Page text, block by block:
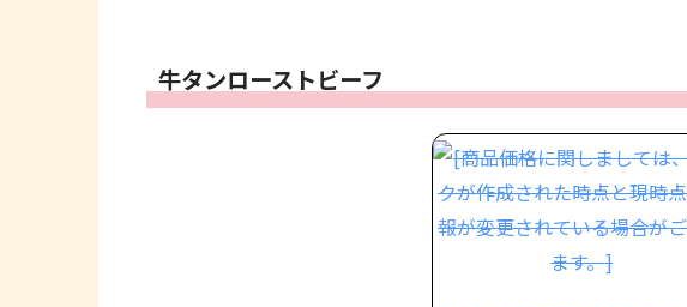
牛タンローストビーフ